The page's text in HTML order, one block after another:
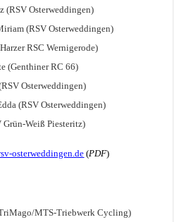
(RSV Osterweddingen)
(RSV Osterweddingen)
RSC Wernigerode)
(Genthiner RC 66)
Osterweddingen)
(RSV Osterweddingen)
Weiß Piesteritz)
osterweddingen.de(PDF)
MTS-Triebwerk Cycling)